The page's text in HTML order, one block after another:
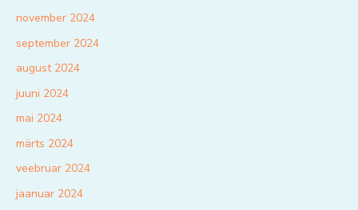
november 2024
september 2024
august 2024
juuni 2024
mai 2024
märts 2024
veebruar 2024
jaanuar 2024